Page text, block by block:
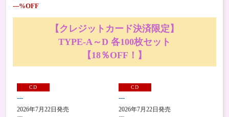
---%OFF
【クレジットカード決済限定】
TYPE-A～D 各100枚セット
【18％OFF！】
CD
---
2026年7月22日発売
CD
---
2026年7月22日発売